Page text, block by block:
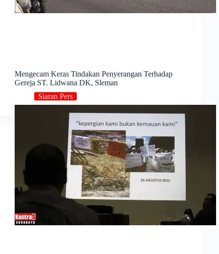
Mengecam Keras Tindakan Penyerangan Terhadap
Gereja ST. Lidwana DK, Sleman
Siaran Pers